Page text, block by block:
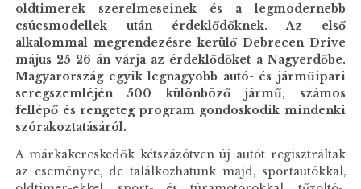
oldtimerek szerelmeseinek és a legmodernebb
csúcsmodellek után érdeklődőknek. Az első
alkalommal megrendezésre kerülő Debrecen Drive
május 25-26-án várja az érdeklődőket a Nagyerdőbe.
Magyarország egyik legnagyobb autó- és járműipari
seregszemléjén 500 különböző jármű, számos
fellépő és rengeteg program gondoskodik mindenki
szórakoztatásáról.
A márkakereskedők kétszázötven új autót regisztráltak
az eseményre, de találkozhatunk majd, sportautókkal,